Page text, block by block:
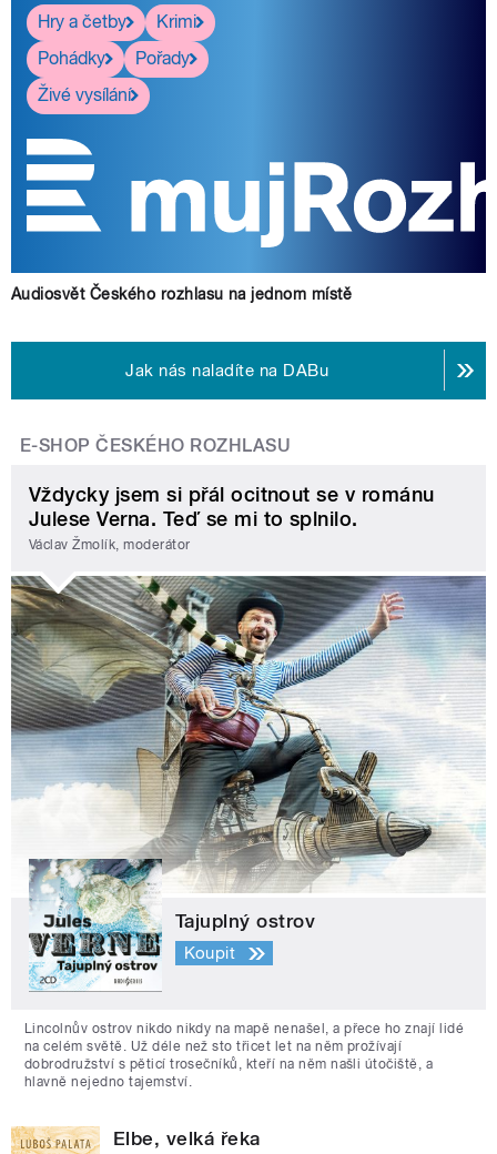
Hry a četby
Krimi
Pohádky
Pořady
Živé vysílání
Audiosvět Českého rozhlasu na jednom místě
Jak nás naladíte na DABu
E-SHOP ČESKÉHO ROZHLASU
Vždycky jsem si přál ocitnout se v románu
Julese Verna. Teď se mi to splnilo.
Václav Žmolík, moderátor
Tajuplný ostrov
Koupit
Lincolnův ostrov nikdo nikdy na mapě nenašel, a přece ho znají lidé
na celém světě. Už déle než sto třicet let na něm prožívají
dobrodružství s pěticí trosečníků, kteří na něm našli útočiště, a
hlavně nejedno tajemství.
Elbe, velká řeka